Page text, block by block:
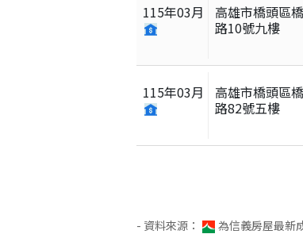
115年03月
高雄市橋頭區
路10號九樓
115年03月
高雄市橋頭區
路82號五樓
- 資料來源： 為信義房屋最新